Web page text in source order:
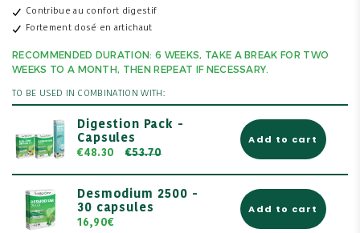
Contribue au confort digestif
Fortement dosé en artichaut
RECOMMENDED DURATION: 6 WEEKS, TAKE A BREAK FOR TWO
WEEKS TO A MONTH, THEN REPEAT IF NECESSARY.
TO BE USED IN COMBINATION WITH:
Digestion Pack -
Capsules
€48.30 €53.70
Add to cart
Desmodium 2500 -
30 capsules
16,90€
Add to cart